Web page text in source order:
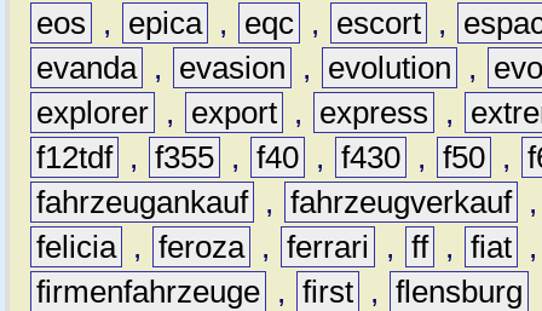
eos
, epica , eqc , escort ,
evanda , evasion , evolution ,
explorer , export , express ,
f12tdf , f355 , f40 , f430 , f50 ,
fahrzeugankauf , fahrzeugverkauf
felicia , feroza , ferrari , ff , fiat
firmenfahrzeuge , first , flensburg